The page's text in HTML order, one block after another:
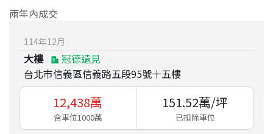
兩年內成交
114年12月
大樓
冠德遠見
台北市信義區信義路五段95號十五樓
12,438萬
含車位1000萬
151.52萬/坪
已扣除車位